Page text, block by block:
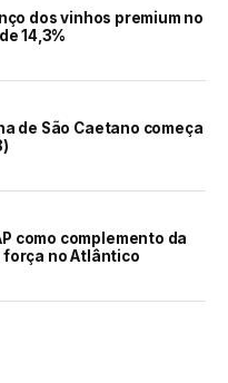
dos vinhos premium no
14,3%
de São Caetano começa
como complemento da
força no Atlântico